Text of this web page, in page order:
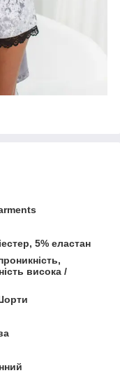
5% еластан
висока /